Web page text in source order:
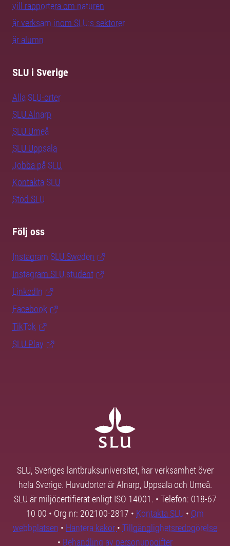
vill rapportera om naturen
är verksam inom SLU:s sektorer
är alumn
SLU i Sverige
Alla SLU-orter
SLU Alnarp
SLU Umeå
SLU Uppsala
Jobba på SLU
Kontakta SLU
Stöd SLU
Följ oss
Instagram SLU.Sweden
Instagram SLU.student
LinkedIn
Facebook
TikTok
SLU Play
SLU, Sveriges lantbruksuniversitet, har verksamhet över
hela Sverige. Huvudorter är Alnarp, Uppsala och Umeå.
SLU är miljöcertifierat enligt ISO 14001. • Telefon: 018-67
10 00 • Org nr: 202100-2817 • Kontakta SLU • Om
webbplatsen • Hantera kakor • Tillgänglighetsredogörelse
• Behandling av personuppgifter